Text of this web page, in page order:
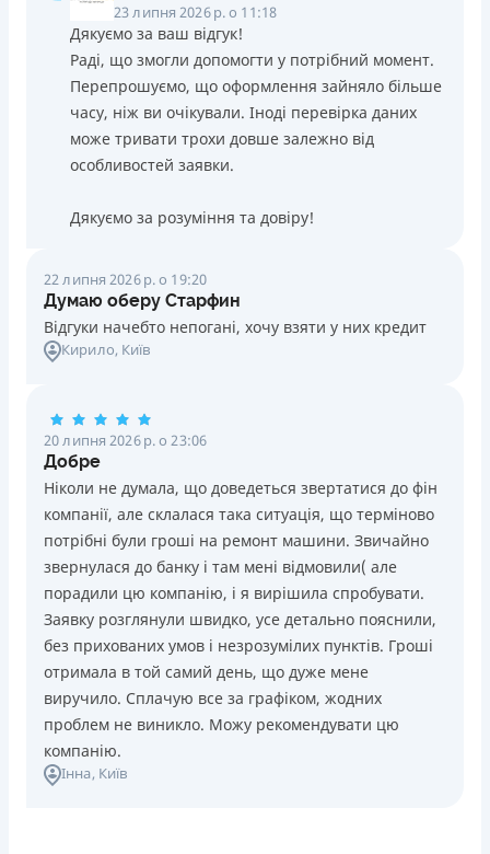
23 липня 2026 р. о 11:18
Дякуємо за ваш відгук!
Раді, що змогли допомогти у потрібний момент.
Перепрошуємо, що оформлення зайняло більше
часу, ніж ви очікували. Іноді перевірка даних
може тривати трохи довше залежно від
особливостей заявки.
Дякуємо за розуміння та довіру!
22 липня 2026 р. о 19:20
Думаю оберу Старфин
Відгуки начебто непогані, хочу взяти у них кредит
Кирило, Київ
20 липня 2026 р. о 23:06
Добре
Ніколи не думала, що доведеться звертатися до фін
компанії, але склалася така ситуація, що терміново
потрібні були гроші на ремонт машини. Звичайно
звернулася до банку і там мені відмовили( але
порадили цю компанію, і я вирішила спробувати.
Заявку розглянули швидко, усе детально пояснили,
без прихованих умов і незрозумілих пунктів. Гроші
отримала в той самий день, що дуже мене
виручило. Сплачую все за графіком, жодних
проблем не виникло. Можу рекомендувати цю
компанію.
Інна, Київ